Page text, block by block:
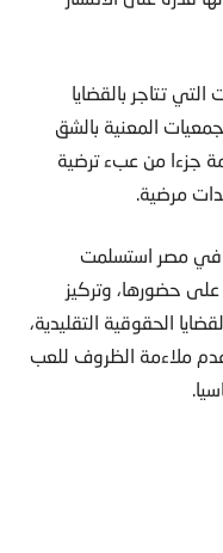
المعنية بالشق
جزءا من عبء ترضية
مرضية.
حضورها، وتركيز
الحقوقية التقليدية،
ملاءمة الظروف للعب